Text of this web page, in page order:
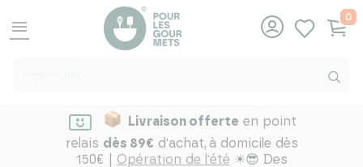
menu
0
Livraison offerte en point
relais dès 89€ d'achat, à domicile dès
150€ | Opération de l'été ☀😎 Des